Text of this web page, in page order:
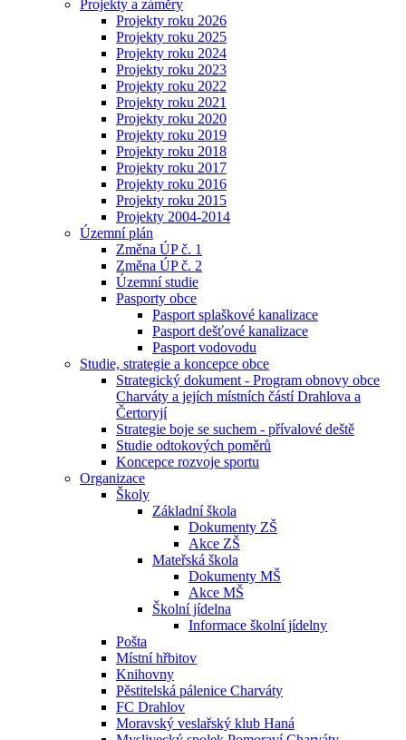
Projekty a záměry
Projekty roku 2026
Projekty roku 2025
Projekty roku 2024
Projekty roku 2023
Projekty roku 2022
Projekty roku 2021
Projekty roku 2020
Projekty roku 2019
Projekty roku 2018
Projekty roku 2017
Projekty roku 2016
Projekty roku 2015
Projekty 2004-2014
Územní plán
Změna ÚP č. 1
Změna ÚP č. 2
Územní studie
Pasporty obce
Pasport splaškové kanalizace
Pasport dešťové kanalizace
Pasport vodovodu
Studie, strategie a koncepce obce
Strategický dokument - Program obnovy obce
Charváty a jejích místních částí Drahlova a
Čertoryjí
Strategie boje se suchem - přívalové deště
Studie odtokových poměrů
Koncepce rozvoje sportu
Organizace
Školy
Základní škola
Dokumenty ZŠ
Akce ZŠ
Mateřská škola
Dokumenty MŠ
Akce MŠ
Školní jídelna
Informace školní jídelny
Pošta
Místní hřbitov
Knihovny
Pěstitelská pálenice Charváty
FC Drahlov
Moravský veslařský klub Haná